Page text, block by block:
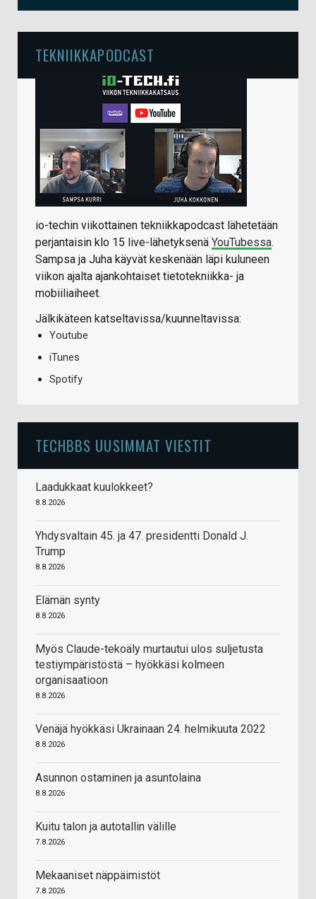
TEKNIIKKAPODCAST
io-techin viikottainen tekniikkapodcast lähetetään
perjantaisin klo 15 live-lähetyksenä YouTubessa.
Sampsa ja Juha käyvät keskenään läpi kuluneen
viikon ajalta ajankohtaiset tietotekniikka- ja
mobiiliaiheet.
Jälkikäteen katseltavissa/kuunneltavissa:
Youtube
iTunes
Spotify
TECHBBS UUSIMMAT VIESTIT
Laadukkaat kuulokkeet?
8.8.2026
Yhdysvaltain 45. ja 47. presidentti Donald J.
Trump
8.8.2026
Elämän synty
8.8.2026
Myös Claude-tekoäly murtautui ulos suljetusta
testiympäristöstä – hyökkäsi kolmeen
organisaatioon
8.8.2026
Venäjä hyökkäsi Ukrainaan 24. helmikuuta 2022
8.8.2026
Asunnon ostaminen ja asuntolaina
8.8.2026
Kuitu talon ja autotallin välille
7.8.2026
Mekaaniset näppäimistöt
7.8.2026